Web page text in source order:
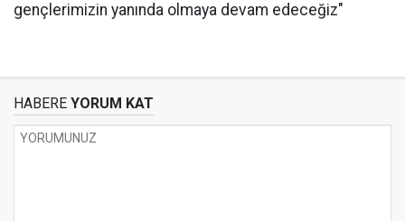
gençlerimizin yanında olmaya devam edeceğiz"
HABERE YORUM KAT